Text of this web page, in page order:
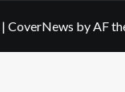
| CoverNews by AF